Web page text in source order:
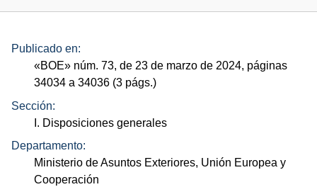
Publicado en:
«BOE» núm. 73, de 23 de marzo de 2024, páginas
34034 a 34036 (3 págs.)
Sección:
I. Disposiciones generales
Departamento:
Ministerio de Asuntos Exteriores, Unión Europea y
Cooperación